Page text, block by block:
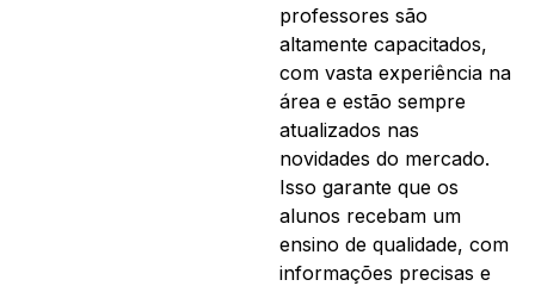
professores são
altamente capacitados,
com vasta experiência na
área e estão sempre
atualizados nas
novidades do mercado.
Isso garante que os
alunos recebam um
ensino de qualidade, com
informações precisas e